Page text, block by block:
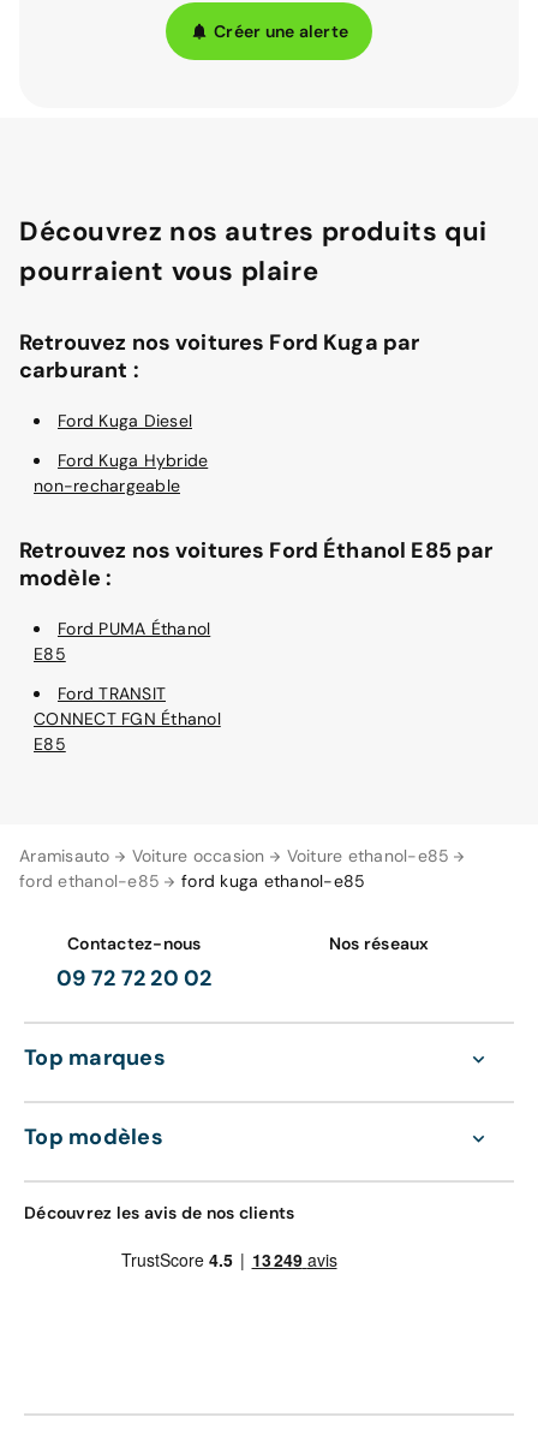
Aramisauto Voiture occasion
Voiture ethanol-e85
ford ethanol-e85
ford kuga ethanol-e85
Créer une alerte
Découvrez nos autres produits qui
pourraient vous plaire
Retrouvez nos voitures Ford Kuga par
carburant :
Ford Kuga Diesel
Ford Kuga Hybride
non-rechargeable
Retrouvez nos voitures Ford Éthanol E85 par
modèle :
Ford PUMA Éthanol
E85
Ford TRANSIT
CONNECT FGN Éthanol
E85
Contactez-nous
09 72 72 20 02
Nos réseaux
Top marques
Top modèles
Découvrez les avis de nos clients